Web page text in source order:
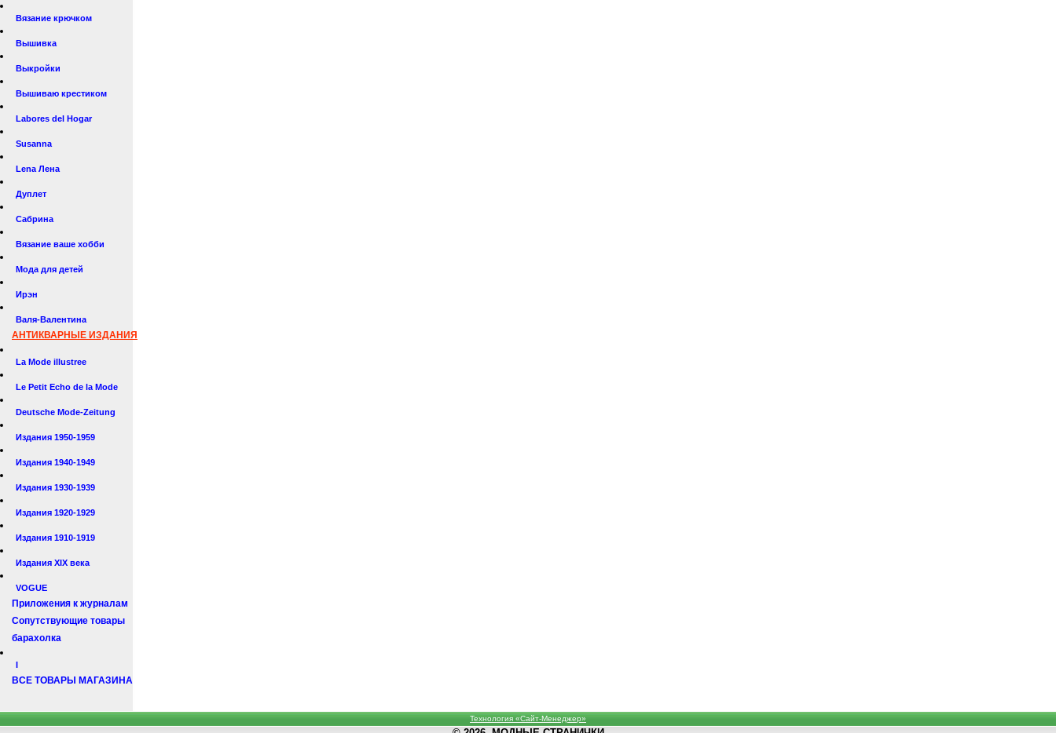
Вязание крючком
Вышивка
Выкройки
Вышиваю крестиком
Labores del Hogar
Susanna
Lena Лена
Дуплет
Сабрина
Вязание ваше хобби
Мода для детей
Ирэн
Валя-Валентина
АНТИКВАРНЫЕ ИЗДАНИЯ
La Mode illustree
Le Petit Echo de la Mode
Deutsche Mode-Zeitung
Издания 1950-1959
Издания 1940-1949
Издания 1930-1939
Издания 1920-1929
Издания 1910-1919
Издания XIX века
VOGUE
Приложения к журналам
Сопутствующие товары
барахолка
I
ВСЕ ТОВАРЫ МАГАЗИНА
Технология «Сайт-Менеджер»